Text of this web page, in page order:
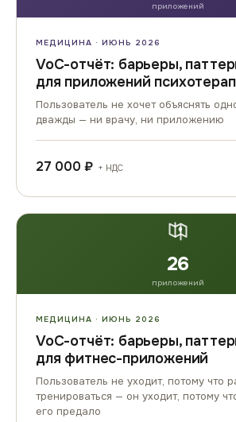
приложений
МЕДИЦИНА · ИЮНЬ 2026
VoC-отчёт: барьеры,
для приложений
Пользователь не хочет объяснять
дважды — ни врачу, ни приложению
27 000 ₽ + НДС
26
приложений
МЕДИЦИНА · ИЮНЬ 2026
VoC-отчёт: барьеры,
для фитнес-приложений
Пользователь не уходит, потому что
тренироваться — он уходит, потому
его предало